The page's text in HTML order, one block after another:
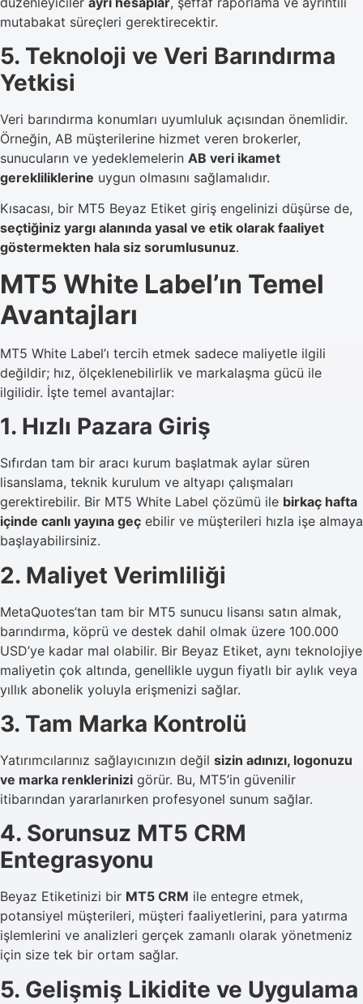
mutabakat süreçleri gerektirecektir.
5. Teknoloji ve Veri Barındırma
Yetkisi
Veri barındırma konumları uyumluluk açısından önemlidir.
Örneğin, AB müşterilerine hizmet veren brokerler,
sunucuların ve yedeklemelerin AB veri ikamet
gerekliliklerine uygun olmasını sağlamalıdır.
Kısacası, bir MT5 Beyaz Etiket giriş engelinizi düşürse de,
seçtiğiniz yargı alanında yasal ve etik olarak faaliyet
göstermekten hala siz sorumlusunuz.
MT5 White Label’ın Temel
Avantajları
MT5 White Label’ı tercih etmek sadece maliyetle ilgili
değildir; hız, ölçeklenebilirlik ve markalaşma gücü ile
ilgilidir. İşte temel avantajlar:
1. Hızlı Pazara Giriş
Sıfırdan tam bir aracı kurum başlatmak aylar süren
lisanslama, teknik kurulum ve altyapı çalışmaları
gerektirebilir. Bir MT5 White Label çözümü ile birkaç hafta
içinde canlı yayına geç ebilir ve müşterileri hızla işe almaya
başlayabilirsiniz.
2. Maliyet Verimliliği
MetaQuotes’tan tam bir MT5 sunucu lisansı satın almak,
barındırma, köprü ve destek dahil olmak üzere 100.000
USD’ye kadar mal olabilir. Bir Beyaz Etiket, aynı teknolojiye
maliyetin çok altında, genellikle uygun fiyatlı bir aylık veya
yıllık abonelik yoluyla erişmenizi sağlar.
3. Tam Marka Kontrolü
Yatırımcılarınız sağlayıcınızın değil sizin adınızı, logonuzu
ve marka renklerinizi görür. Bu, MT5’in güvenilir
itibarından yararlanırken profesyonel sunum sağlar.
4. Sorunsuz MT5 CRM
Entegrasyonu
Beyaz Etiketinizi bir MT5 CRM ile entegre etmek,
potansiyel müşterileri, müşteri faaliyetlerini, para yatırma
işlemlerini ve analizleri gerçek zamanlı olarak yönetmeniz
için size tek bir ortam sağlar.
5. Gelişmiş Likidite ve Uygulama